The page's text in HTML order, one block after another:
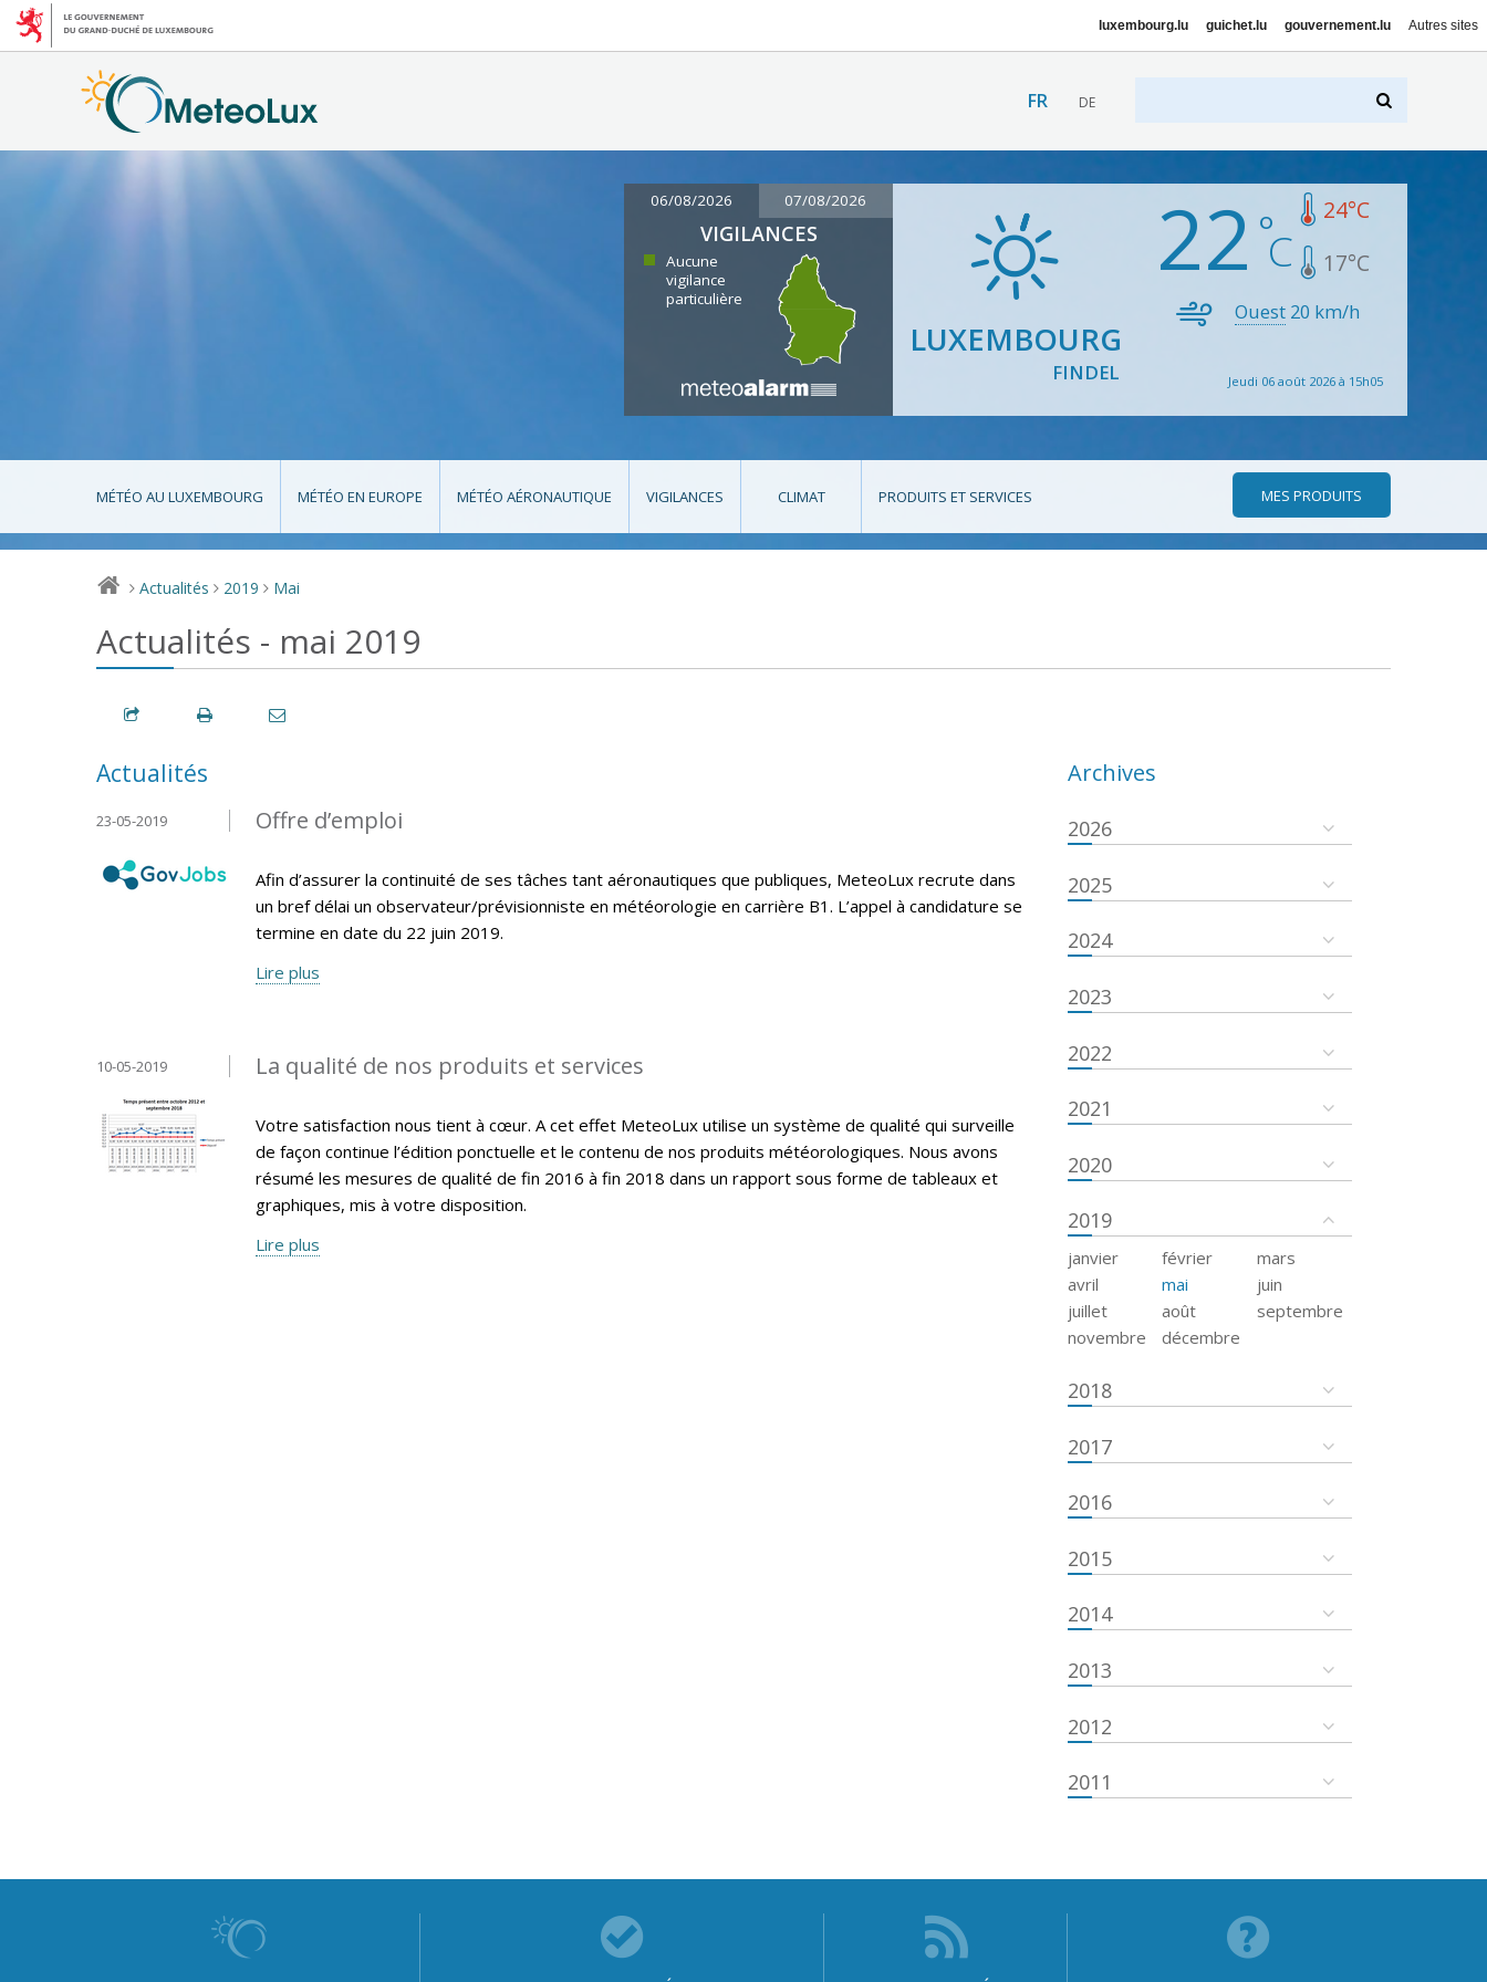
luxembourg.lu guichet.lu gouvernement.lu Autres sites
FR DE
06/08/2026 07/08/2026
VIGILANCES
Aucune
vigilance
particulière
LUXEMBOURG
FINDEL
22 24°C
17°C
Ouest 20 km/h
Jeudi 06 août 2026 à 15h05
MÉTÉO AU LUXEMBOURG MÉTÉO EN EUROPE MÉTÉO AÉRONAUTIQUE VIGILANCES CLIMAT PRODUITS ET SERVICES MES PRODUITS
> Actualités > 2019 > Mai
Actualités - mai 2019
Actualités
Offre d’emploi
23-05-2019
Afin d’assurer la continuité de ses tâches tant aéronautiques que publiques, MeteoLux recrute dans
un bref délai un observateur/prévisionniste en météorologie en carrière B1. L’appel à candidature se
termine en date du 22 juin 2019.
Lire plus
La qualité de nos produits et services
10-05-2019
Votre satisfaction nous tient à cœur. A cet effet MeteoLux utilise un système de qualité qui surveille
de façon continue l’édition ponctuelle et le contenu de nos produits météorologiques. Nous avons
résumé les mesures de qualité de fin 2016 à fin 2018 dans un rapport sous forme de tableaux et
graphiques, mis à votre disposition.
Lire plus
Archives
2026
2025
2024
2023
2022
2021
2020
2019
janvier février
mars
avril
mai
juin
juillet
août
septembre
novembre
décembre
2018
2017
2016
2015
2014
2013
2012
2011